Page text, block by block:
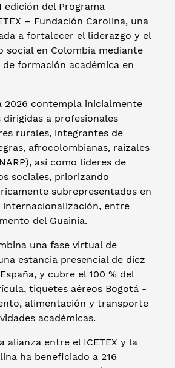
edición del Programa
– Fundación Carolina, una
a fortalecer el liderazgo y el
social en Colombia mediante
formación académica en
2026 contempla inicialmente
a profesionales
rurales, integrantes de
afrocolombianas, raizales
así como líderes de
sociales, priorizando
subrepresentados en
internacionalización, entre
del Guainía.
una fase virtual de
estancia presencial de diez
y cubre el 100 % del
tiquetes aéreos Bogotá -
alimentación y transporte
académicas.
alianza entre el ICETEX y la
ha beneficiado a 216